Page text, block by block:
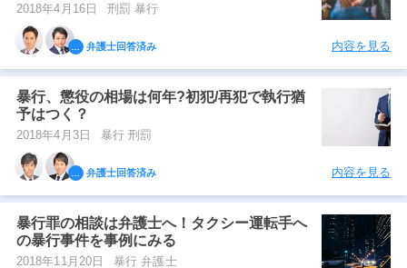
2018年4月16日 刑罰 暴行
弁護士回答済み 内容を見る
暴行、懲役の相場は何年?初犯/再犯で執行猶
予はつく？
2018年4月3日 暴行 刑罰
弁護士回答済み 内容を見る
暴行罪の相談は弁護士へ！タクシー運転手へ
の暴行事件を事例にみる
2018年11月20日 暴行 弁護士